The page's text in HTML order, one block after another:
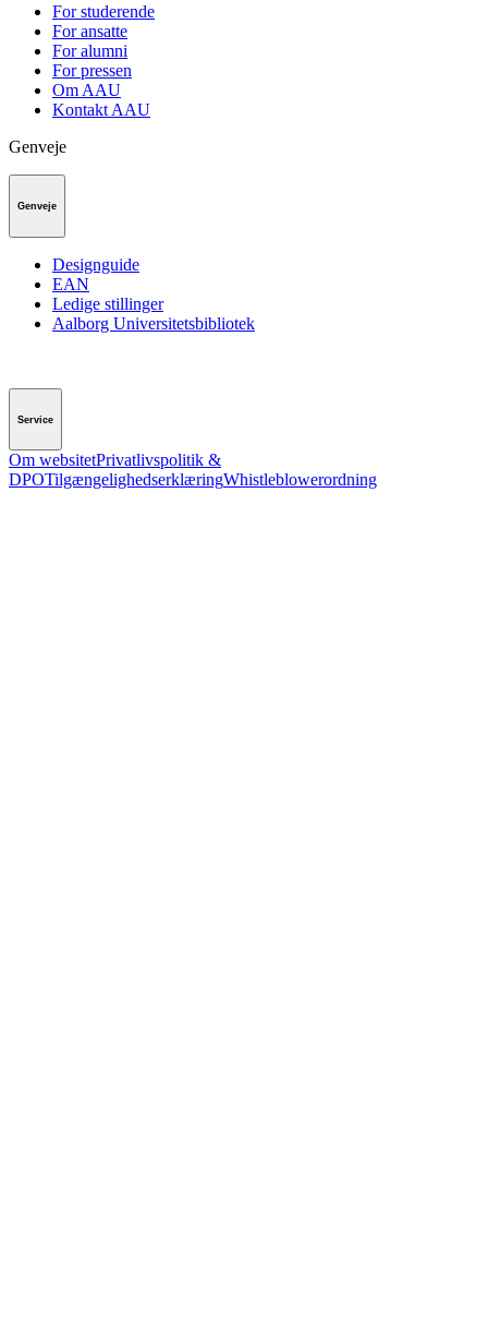
For studerende
For ansatte
For alumni
For pressen
Om AAU
Kontakt AAU
Genveje
Genveje
Designguide
EAN
Ledige stillinger
Aalborg Universitetsbibliotek
Service
Om websitetPrivatlivspolitik &
DPOTilgængelighedserklæringWhistleblowerordning